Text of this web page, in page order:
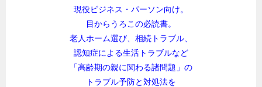
現役ビジネス・パーソン向け。
目からうろこの必読書。
老人ホーム選び、相続トラブル、
認知症による生活トラブルなど
「高齢期の親に関わる諸問題」の
トラブル予防と対処法を